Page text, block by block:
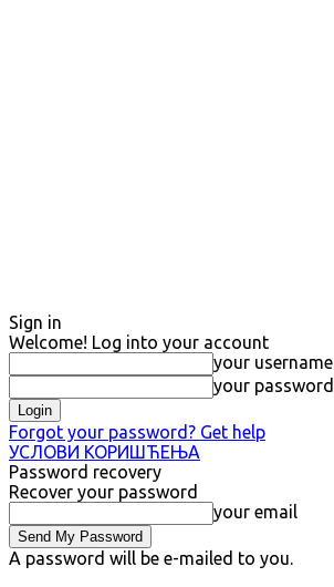
Sign in
Welcome! Log into your account
your username
your password
Forgot your password? Get help
УСЛОВИ КОРИШЋЕЊА
Password recovery
Recover your password
your email
A password will be e-mailed to you.